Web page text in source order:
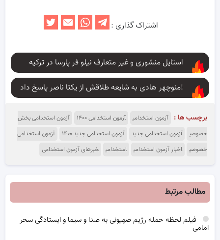
اشتراک گذاری :
استایل منشوری و غیر متعارف نیلو فر پارسا در ترکیه
منوچهر هادی به شایعه طلاقش از یکتا ناصر پاسخ داد!
برچسب ها : آزمون استخدامی آزمون استخدامی ۱۴۰۰
آزمون استخدامی بخش
خصوصی
آزمون استخدامی جدید آزمون استخدامی جدید ۱۴۰۰
آزمون استخدامی
خصوصی
اخبار آزمون استخدامی استخدامی خبرهای آزمون استخدامی
مطالب مرتبط
فیلم لحظه حمله رژیم صهیونی به صدا و سیما و ایستادگی سحر
امامی